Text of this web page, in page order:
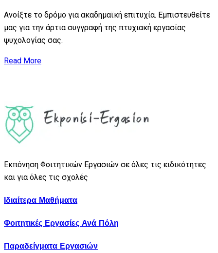
Ανοίξτε το δρόμο για ακαδημαϊκή επιτυχία. Εμπιστευθείτε
μας για την άρτια συγγραφή της πτυχιακή εργασίας
ψυχολογίας σας.
Read More
Εκπόνηση Φοιτητικών Εργασιών σε όλες τις ειδικότητες
και για όλες τις σχολές
Ιδιαίτερα Μαθήματα
Φοιτητικές Εργασίες Ανά Πόλη
Παραδείγματα Εργασιών